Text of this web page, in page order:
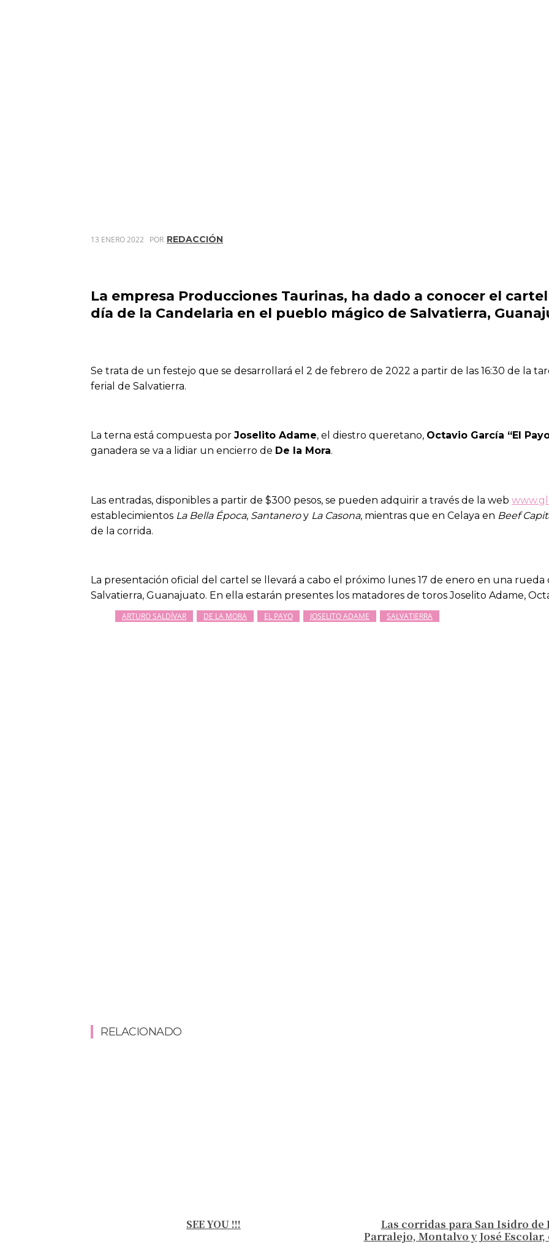
13 ENERO 2022 POR REDACCIÓN
La empresa Producciones Taurinas, ha dado a conocer el
día de la Candelaria en el pueblo mágico de Salvatierra,
Se trata de un festejo que se desarrollará el 2 de febrero de 2022 a partir de las 16:30 de la
ferial de Salvatierra.
La terna está compuesta por Joselito Adame, el diestro queretano, Octavio García “El
ganadera se va a lidiar un encierro de De la Mora.
Las entradas, disponibles a partir de $300 pesos, se pueden adquirir a través de la web
establecimientos La Bella Época, Santaneroy La Casona, mientras que en Celaya en Beef
de la corrida.
La presentación oficial del cartel se llevará a cabo el próximo lunes 17 de enero en una
Salvatierra, Guanajuato. En ella estarán presentes los matadores de toros Joselito Adame,
ARTURO SALDÍVAR DE LA MORA EL PAYO JOSELITO ADAME SALVATIERRA
RELACIONADO
SEE YOU !!!
Las corridas para San Isidro de
Parralejo, Montalvo y José Escolar,